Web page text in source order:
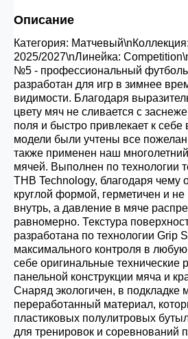
200.000
Опт 1(38%) -сумма всех
400.000
Описание
Категория: Матчевый\nКоллекция:
2025/2027\nЛинейка:
№5 - профессиональный
разработан для игр в зимнее
видимости. Благодаря
цвету мяч не сливается с
поля и быстро привлекает к
модели были учтены все
также применен наш
мячей. Выполнен по технологии
THB Technology, благодаря чему
круглой формой, герметичен и не
внутрь, а давление в мяче
равномерно. Текстура
разработана по технологии Grip
максимального контроля в любую
себе оригинальные технические
панельной конструкции мяча и
Снаряд экологичен, в подкладке
переработанный материал,
пластиковых полулитровых
для тренировок и соревнований